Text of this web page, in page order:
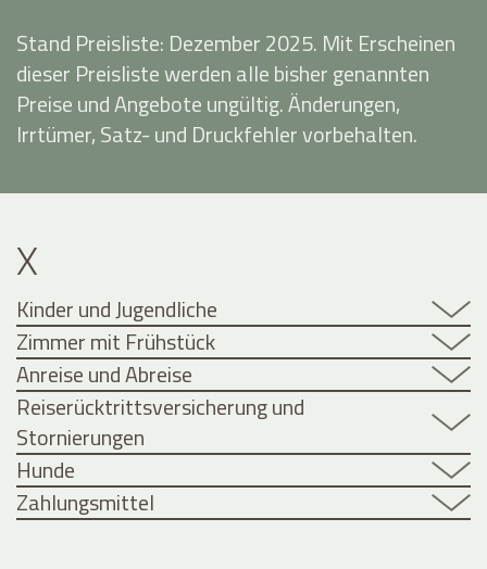
Stand Preisliste: Dezember 2025. Mit Erscheinen
dieser Preisliste werden alle bisher genannten
Preise und Angebote ungültig. Änderungen,
Irrtümer, Satz- und Druckfehler vorbehalten.
X
Kinder und Jugendliche
Zimmer mit Frühstück
Anreise und Abreise
Reiserücktrittsversicherung und
Stornierungen
Hunde
Zahlungsmittel